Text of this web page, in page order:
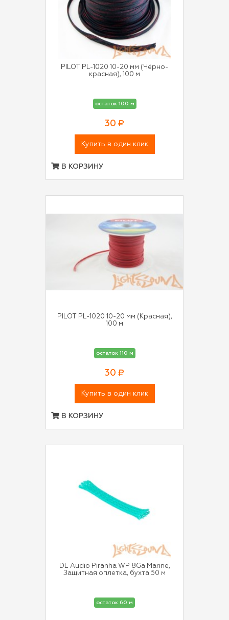
PILOT PL-1020 10-20 мм (Чёрно-
красная), 100 м
остаток 100 м
30 ₽
Купить в один клик
В КОРЗИНУ
PILOT PL-1020 10-20 мм (Красная),
100 м
остаток 110 м
30 ₽
Купить в один клик
В КОРЗИНУ
DL Audio Piranha WP 8Ga Marine,
Защитная оплетка, бухта 50 м
остаток 60 м